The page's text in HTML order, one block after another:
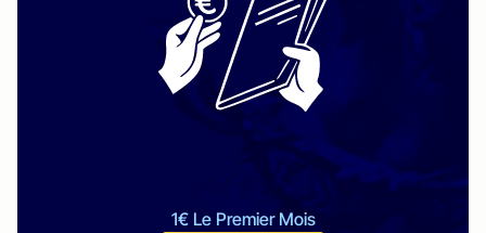
1€ Le Premier Mois